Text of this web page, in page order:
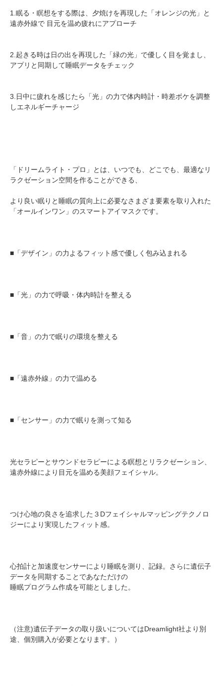
1.眠る・瞑想をする際は、夕焼けを再現した「オレンジの光」と
遠赤外線で 目元を温め疲れにアプローチ
2.起きる時は日の出を再現した「緑の光」で優しく目を覚まし、
アプリと同期して睡眠データをチェック
3.日中に疲れを感じたら「光」の力で体内時計・時差ボケを調整
しエネルギーチャージ
「ドリームライト・プロ」とは、いつでも、どこでも、最適なリ
ラクゼーション空間を作ることができる、
より良い眠りと睡眠の質向上に必要なさまざま要素を取り入れた
「オールインワン」のスマートアイマスクです。
■「デザイン」の力よるフィット感で優しく包み込まれる
■「光」の力で呼吸・体内時計を整える
■「音」の力で眠りの環境を整える
■「遠赤外線」の力で温める
■「センサー」の力で眠りを測って知る
光セラピーとサウンドセラピーによる瞑想とリラクゼーション、
遠赤外線により目元を温める美顔フェイシャル。
つけ心地の良さを追求した３Dフェイシャルマッピングテクノロ
ジーにより実現したフィット感。
心拍計と加速度センサーにより睡眠を測り、記録。さらに遺伝子
データを同期することであなただけの
睡眠プログラム作成を可能としました。
（注意)遺伝子データの取り扱いについてはDreamlight社より別
途、個別購入が必要となります。）